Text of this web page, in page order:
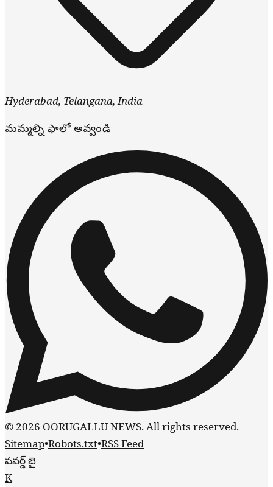
Hyderabad, Telangana,India
మమ్మల్ని ఫాలో అవ్వండి
© 2026 OORUGALLU NEWS. All rights reserved.
Sitemap•Robots.txt•RSS Feed
పవర్డ్ బై
K